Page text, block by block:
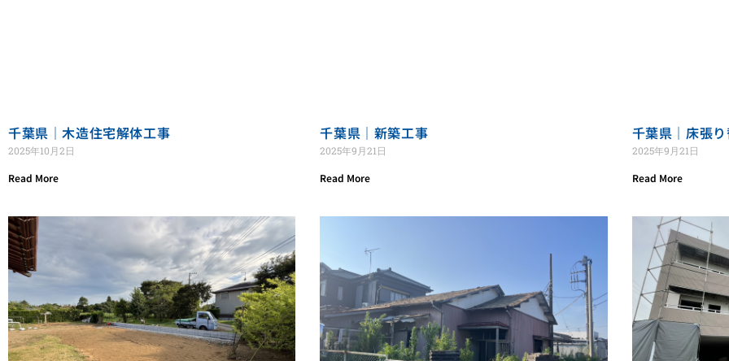
千葉県｜木造住宅解体工事
2025年10月2日
Read More
千葉県｜新築工事
2025年9月21日
Read More
千葉県｜床張
2025年9月21日
Read More